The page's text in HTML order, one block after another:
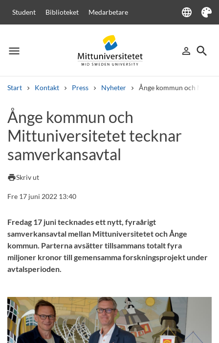
Student Biblioteket Medarbetare language
Language
Tema
menu
Meny person_outline
Logga in
search
Sök
Start Kontakt Press Nyheter Ånge kommun och
Andra söktjänster
Kurser och program Kursplaner VälkomstbrevPersonal
Ånge kommun och
Mittuniversitetet tecknar
samverkansavtal
printSkriv ut
Fre 17 juni 2022 13:40
Fredag 17 juni tecknades ett nytt, fyraårigt
samverkansavtal mellan Mittuniversitetet och Ånge
kommun. Parterna avsätter tillsammans totalt fyra
miljoner kronor till gemensamma forskningsprojekt under
avtalsperioden.